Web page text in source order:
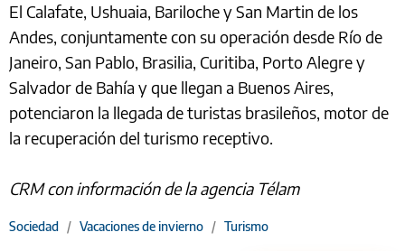
El Calafate, Ushuaia, Bariloche y San Martin de los
Andes, conjuntamente con su operación desde Río de
Janeiro, San Pablo, Brasilia, Curitiba, Porto Alegre y
Salvador de Bahía y que llegan a Buenos Aires,
potenciaron la llegada de turistas brasileños, motor de
la recuperación del turismo receptivo.
CRM con información de la agencia Télam
Sociedad / Vacaciones de invierno / Turismo